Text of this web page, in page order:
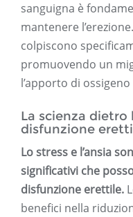
sanguigna è
mantenere
colpiscono
promuovendo un
l’apporto di
La scienza dietro
disfunzione
Lo stress e l’ansia
significativi che
disfunzione erettile.
benefici nella